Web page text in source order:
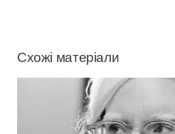
Схожі матеріали